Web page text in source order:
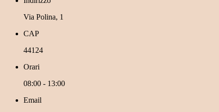
Via Polina, 1
CAP
44124
Orari
08:00 - 13:00
Email